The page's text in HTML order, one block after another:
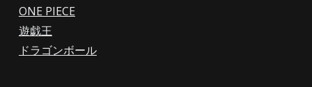
ONE PIECE
遊戯王
ドラゴンボール